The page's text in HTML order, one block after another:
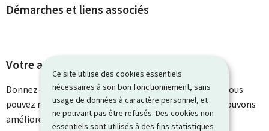
Ce site utilise des cookies essentiels
nécessaires à son bon fonctionnement, sans
usage de données à caractère personnel, et
ne pouvant pas être refusés. Des cookies non
essentiels sont utilisés à des fins statistiques
Démarches et liens associés
Votre avis nous intéresse
Donnez-nous votre avis sur le contenu de cette page. Vous
pouvez nous laisser un commentaire sur ce que nous pouvons
améliorer. Vous ne recevrez pas de réponse à votre